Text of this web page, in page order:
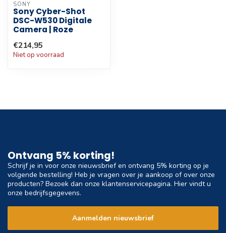
SONY
Sony Cyber-Shot
DSC-W530 Digitale
Camera | Roze
€214,95
Niet op voorraad
Ontvang 5% korting!
Schrijf je in voor onze nieuwsbrief en ontvang 5% korting op je
volgende bestelling! Heb je vragen over je aankoop of over onze
producten? Bezoek dan onze klantenservicepagina. Hier vindt u
onze bedrijfsgegevens.
Aanmelden nieuwsbrief